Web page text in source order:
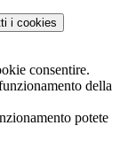
i cookies
consentire.
della
potete